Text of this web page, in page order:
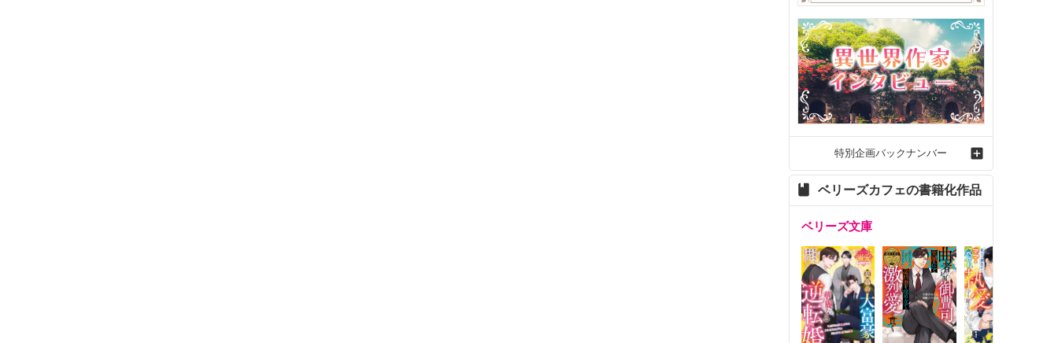
特別企画バックナンバー
ベリーズカフェの書籍化作品
ベリーズ文庫